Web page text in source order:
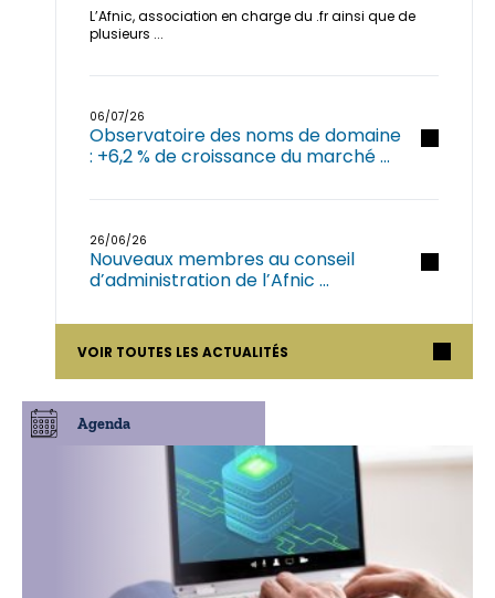
L’Afnic, association en charge du .fr ainsi que de
plusieurs ...
06/07/26
Observatoire des noms de domaine
: +6,2 % de croissance du marché ...
26/06/26
Nouveaux membres au conseil
d’administration de l’Afnic ...
VOIR TOUTES LES ACTUALITÉS
Agenda